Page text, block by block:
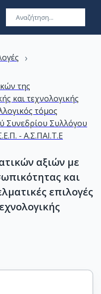
›
της
και τεχνολογικής
τόμος
Συνεδρίου Συλλόγου
- Α.Σ.ΠΑΙ.Τ.Ε
αξιών με
και
επιλογές